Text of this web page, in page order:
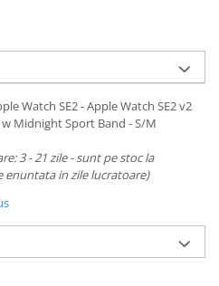
Watch SE2 - Apple Watch SE2 v2
Midnight Sport Band - S/M
3 - 21 zile - sunt pe stoc la
enuntata in zile lucratoare)